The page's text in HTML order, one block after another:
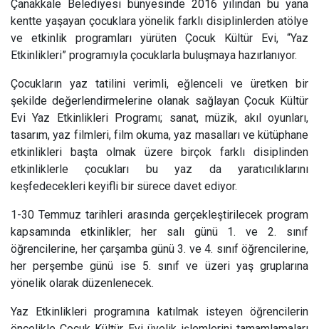
Çanakkale Belediyesi bünyesinde 2016 yılından bu yana
kentte yaşayan çocuklara yönelik farklı disiplinlerden atölye
ve etkinlik programları yürüten Çocuk Kültür Evi, “Yaz
Etkinlikleri” programıyla çocuklarla buluşmaya hazırlanıyor.
Çocukların yaz tatilini verimli, eğlenceli ve üretken bir
şekilde değerlendirmelerine olanak sağlayan Çocuk Kültür
Evi Yaz Etkinlikleri Programı; sanat, müzik, akıl oyunları,
tasarım, yaz filmleri, film okuma, yaz masalları ve kütüphane
etkinlikleri başta olmak üzere birçok farklı disiplinden
etkinliklerle çocukları bu yaz da yaratıcılıklarını
keşfedecekleri keyifli bir sürece davet ediyor.
1-30 Temmuz tarihleri arasında gerçekleştirilecek program
kapsamında etkinlikler; her salı günü 1. ve 2. sınıf
öğrencilerine, her çarşamba günü 3. ve 4. sınıf öğrencilerine,
her perşembe günü ise 5. sınıf ve üzeri yaş gruplarına
yönelik olarak düzenlenecek.
Yaz Etkinlikleri programına katılmak isteyen öğrencilerin